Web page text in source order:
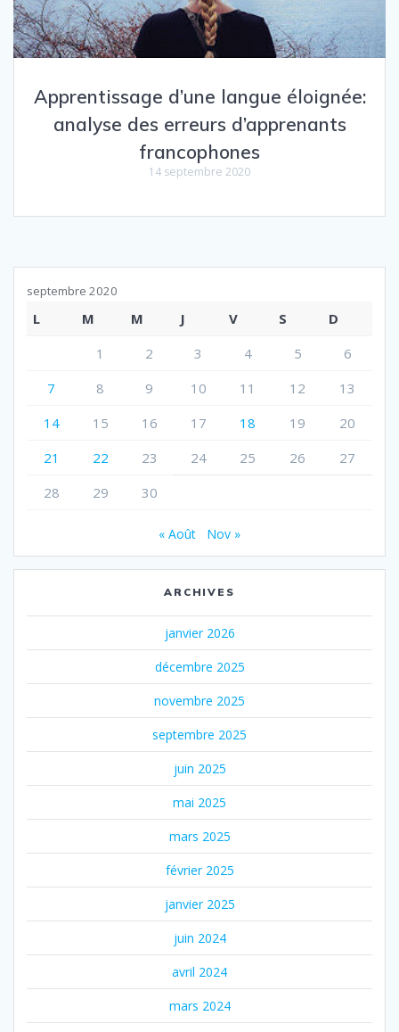
Apprentissage d’une langue éloignée:
analyse des erreurs d’apprenants
francophones
14 septembre 2020
septembre 2020
L M M J V S
D
1
2 3 4 5
6
7
8 9 10 11 12
13
14
15 16 17 18 19
20
21
22 23 24 25 26
27
28
29 30
« Août Nov »
ARCHIVES
janvier 2026
décembre 2025
novembre 2025
septembre 2025
juin 2025
mai 2025
mars 2025
février 2025
janvier 2025
juin 2024
avril 2024
mars 2024